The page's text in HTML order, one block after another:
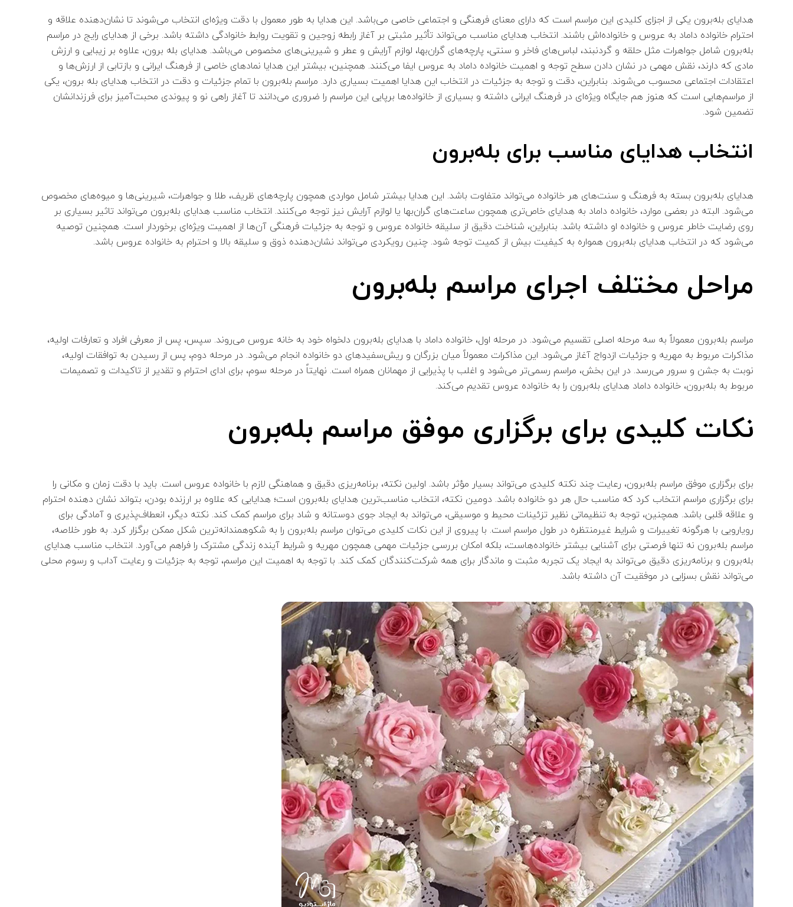
هدایای بله‌برون یکی از اجزای کلیدی این مراسم است که دارای معنای فرهنگی و اجتماعی خاصی می‌باشد. این هدایا به طور معمول با دقت ویژه‌ای انتخاب می‌شوند تا نشان‌دهنده علاقه و
احترام خانواده داماد به عروس و خانواده‌اش باشند. انتخاب هدایای مناسب می‌تواند تأثیر مثبتی بر آغاز رابطه زوجین و تقویت روابط خانوادگی داشته باشد. برخی از هدایای رایج در مراسم
بله‌برون شامل جواهرات مثل حلقه و گردنبند، لباس‌های فاخر و سنتی، پارچه‌های گران‌بها، لوازم آرایش و عطر و شیرینی‌های مخصوص می‌باشد. هدایای بله برون، علاوه بر زیبایی و ارزش
مادی که دارند، نقش مهمی در نشان دادن سطح توجه و اهمیت خانواده داماد به عروس ایفا می‌کنند. همچنین، بیشتر این هدایا نمادهای خاصی از فرهنگ ایرانی و بازتابی از ارزش‌ها و
اعتقادات اجتماعی محسوب می‌شوند. بنابراین، دقت و توجه به جزئیات در انتخاب این هدایا اهمیت بسیاری دارد. مراسم بله‌برون با تمام جزئیات و دقت در انتخاب هدایای بله برون، یکی
از مراسم‌هایی است که هنوز هم جایگاه ویژه‌ای در فرهنگ ایرانی داشته و بسیاری از خانواده‌ها برپایی این مراسم را ضروری می‌دانند تا آغاز راهی نو و پیوندی محبت‌آمیز برای فرزندانشان
تضمین شود.
انتخاب هدایای مناسب برای بله‌برون
هدایای بله‌برون بسته به فرهنگ و سنت‌های هر خانواده می‌تواند متفاوت باشد. این هدایا بیشتر شامل مواردی همچون پارچه‌های ظریف، طلا و جواهرات، شیرینی‌ها و میوه‌های مخصوص
می‌شود. البته در بعضی موارد، خانواده داماد به هدایای خاص‌تری همچون ساعت‌های گران‌بها یا لوازم آرایش نیز توجه می‌کنند. انتخاب مناسب هدایای بله‌برون می‌تواند تاثیر بسیاری بر
روی رضایت خاطر عروس و خانواده او داشته باشد. بنابراین، شناخت دقیق از سلیقه‌ خانواده عروس و توجه به جزئیات فرهنگی آن‌ها از اهمیت ویژه‌ای برخوردار است. همچنین توصیه
می‌شود که در انتخاب هدایای بله‌برون همواره به کیفیت بیش از کمیت توجه شود. چنین رویکردی می‌تواند نشان‌دهنده ذوق و سلیقه بالا و احترام به خانواده عروس باشد.
مراحل مختلف اجرای مراسم بله‌برون
مراسم بله‌برون معمولاً به سه مرحله اصلی تقسیم می‌شود. در مرحله اول، خانواده داماد با هدایای بله‌برون دلخواه خود به خانه عروس می‌روند. سپس، پس از معرفی افراد و تعارفات اولیه،
مذاکرات مربوط به مهریه و جزئیات ازدواج آغاز می‌شود. این مذاکرات معمولاً میان بزرگان و ریش‌سفیدهای دو خانواده انجام می‌شود. در مرحله دوم، پس از رسیدن به توافقات اولیه،
نوبت به جشن و سرور می‌رسد. در این بخش، مراسم رسمی‌تر می‌شود و اغلب با پذیرایی از مهمانان همراه است. نهایتاً در مرحله سوم، برای ادای احترام و تقدیر از تاکيدات و تصميمات
مربوط به بله‌برون، خانواده داماد هدایای بله‌برون را به خانواده عروس تقدیم می‌کند.
نکات کلیدی برای برگزاری موفق مراسم بله‌برون
برای برگزاری موفق مراسم بله‌برون، رعایت چند نکته کلیدی می‌تواند بسیار مؤثر باشد. اولین نکته، برنامه‌ریزی دقیق و هماهنگی لازم با خانواده عروس است. باید با دقت زمان و مکانی را
برای برگزاری مراسم انتخاب کرد که مناسب حال هر دو خانواده باشد. دومین نکته، انتخاب مناسب‌ترین هدایای بله‌برون است؛ هدایایی که علاوه بر ارزنده بودن، بتواند نشان دهنده احترام
و علاقه قلبی باشد. همچنین، توجه به تنظیماتی نظیر تزئینات محیط و موسیقی، می‌تواند به ایجاد جوی دوستانه و شاد برای مراسم کمک کند. نکته دیگر، انعطاف‌پذیری و آمادگی برای
رویارویی با هرگونه تغییرات و شرایط غیرمنتظره در طول مراسم است. با پیروی از این نکات کلیدی می‌توان مراسم بله‌برون را به شکوهمندانه‌ترین شکل ممکن برگزار کرد. به طور خلاصه،
مراسم بله‌برون نه تنها فرصتی برای آشنایی بیشتر خانواده‌هاست، بلکه امکان بررسی جزئیات مهمی همچون مهریه و شرایط آینده زندگی مشترک را فراهم می‌آورد. انتخاب مناسب هدایای
بله‌برون و برنامه‌ریزی دقیق می‌تواند به ایجاد یک تجربه مثبت و ماندگار برای همه شرکت‌کنندگان کمک کند. با توجه به اهمیت این مراسم، توجه به جزئیات و رعایت آداب و رسوم محلی
می‌تواند نقش بسزایی در موفقیت آن داشته باشد.